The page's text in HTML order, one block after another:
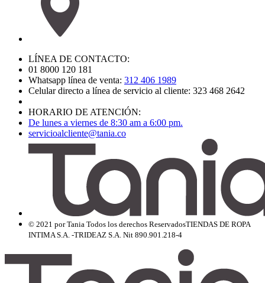
LÍNEA DE CONTACTO:
01 8000 120 181
Whatsapp línea de venta: 312 406 1989
Celular directo a línea de servicio al cliente: 323 468 2642
HORARIO DE ATENCIÓN:
De lunes a viernes de 8:30 am a 6:00 pm.
servicioalcliente@tania.co
© 2021 por Tania Todos los derechos ReservadosTIENDAS DE ROPA
INTIMA S.A. -TRIDEAZ S.A. Nit 890.901.218-4